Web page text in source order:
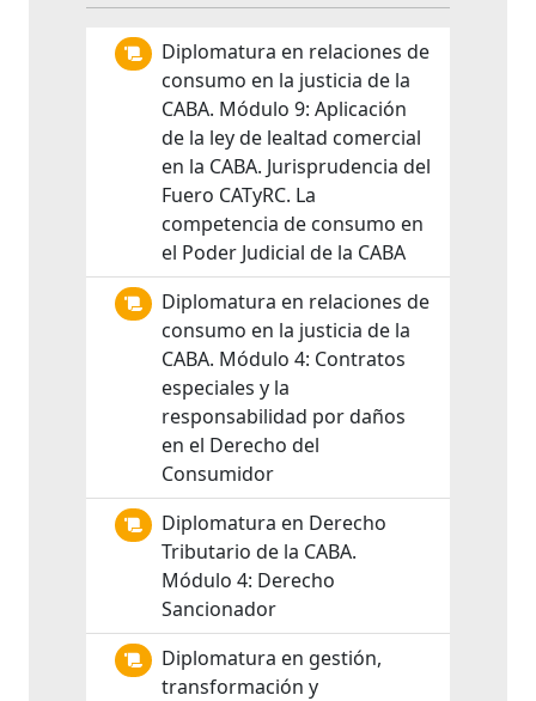
Diplomatura en relaciones de
consumo en la justicia de la
CABA. Módulo 9: Aplicación
de la ley de lealtad comercial
en la CABA. Jurisprudencia del
Fuero CATyRC. La
competencia de consumo en
el Poder Judicial de la CABA
Diplomatura en relaciones de
consumo en la justicia de la
CABA. Módulo 4: Contratos
especiales y la
responsabilidad por daños
en el Derecho del
Consumidor
Diplomatura en Derecho
Tributario de la CABA.
Módulo 4: Derecho
Sancionador
Diplomatura en gestión,
transformación y